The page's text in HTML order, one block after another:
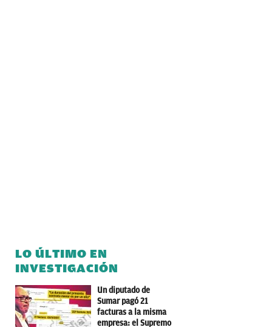
LO ÚLTIMO EN
INVESTIGACIÓN
Un diputado de
Sumar pagó 21
facturas a la misma
empresa: el Supremo